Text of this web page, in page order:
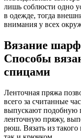
лишь соблюсти одно
в одежде, тогда
внимания у всех
Вязание
Способы
спицами
Ленточная пряжа
всего за считанные
выпускают подобную
ленточную пряжу,
рюш. Вязать из